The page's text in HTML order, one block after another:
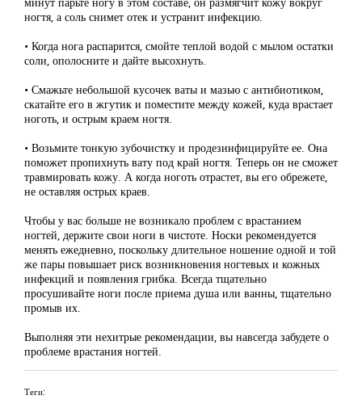
ногтя, а соль снимет отек и устранит инфекцию.
• Когда нога распарится, смойте теплой водой с мылом остатки
соли, ополосните и дайте высохнуть.
• Смажьте небольшой кусочек ваты и мазью с антибиотиком,
скатайте его в жгутик и поместите между кожей, куда врастает
ноготь, и острым краем ногтя.
• Возьмите тонкую зубочистку и продезинфицируйте ее. Она
поможет пропихнуть вату под край ногтя. Теперь он не сможет
травмировать кожу. А когда ноготь отрастет, вы его обрежете,
не оставляя острых краев.
Чтобы у вас больше не возникало проблем с врастанием
ногтей, держите свои ноги в чистоте. Носки рекомендуется
менять ежедневно, поскольку длительное ношение одной и той
же пары повышает риск возникновения ногтевых и кожных
инфекций и появления грибка. Всегда тщательно
просушивайте ноги после приема душа или ванны, тщательно
промыв их.
Выполняя эти нехитрые рекомендации, вы навсегда забудете о
проблеме врастания ногтей.
Теги: